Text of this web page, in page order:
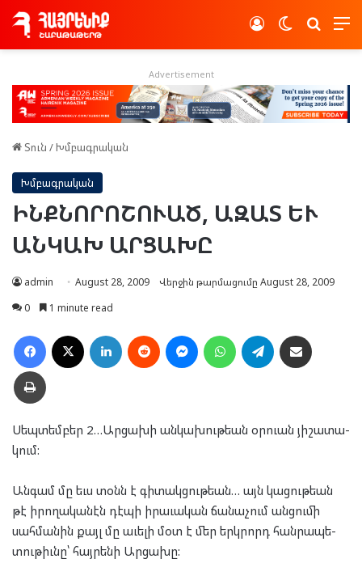
Switch skin
Log In
Advertisement
Տուն /Խմբագրական
Խմբագրական
ԻՆՔՆՈՐՈՇՈՒԱԾ, ԱԶԱՏ ԵՒ
ԱՆԿԱԽ ԱՐՑԱԽԸ
admin August 28, 2009
Վերջին թարմացումը August 28, 2009
0
1 minute read
Facebook LinkedIn Reddit MessengerWhatsAppTelegram
Տպել
Սեպ­տեմ­բեր 2…Ար­ցա­խի ան­կա­խու­թեան օր­ուան յի­շա­տա­
կում:
Ան­գամ մը եւս տօնն է գի­տակ­ցու­թեան… այն կա­ցու­թեան
թէ իրո­ղա­կա­նէն դէ­պի իրա­ւա­կան ճա­նա­չում ան­ցու­մի
սահ­մա­նին քայլ մը աւե­լի մօտ է մեր երկ­րորդ հան­րա­պե­
տու­թիւնը՝ հայ­րե­նի Ար­ցա­խը: